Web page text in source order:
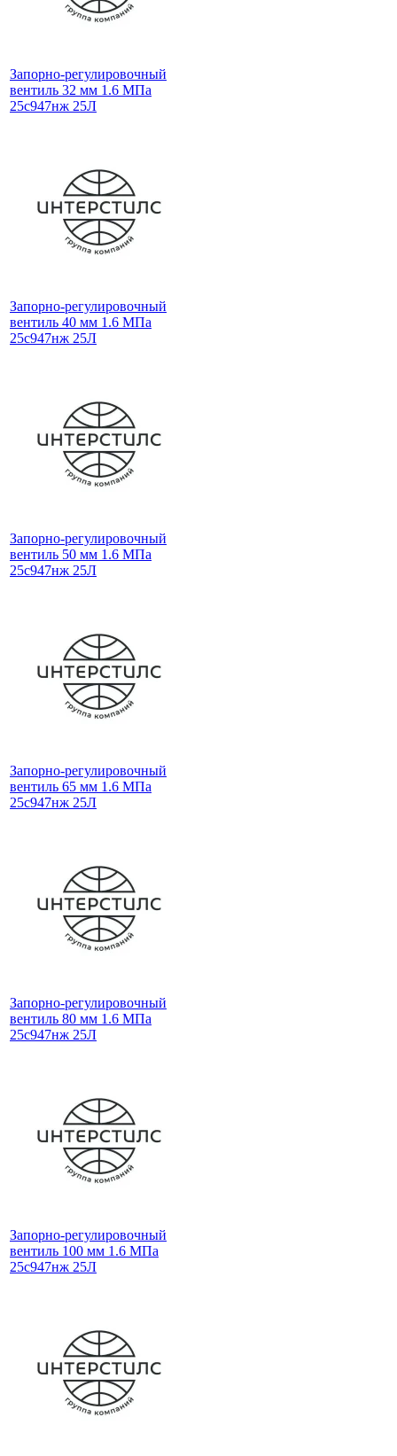
Запорно-регулировочный
вентиль 32 мм 1.6 МПа
25с947нж 25Л
Запорно-регулировочный
вентиль 40 мм 1.6 МПа
25с947нж 25Л
Запорно-регулировочный
вентиль 50 мм 1.6 МПа
25с947нж 25Л
Запорно-регулировочный
вентиль 65 мм 1.6 МПа
25с947нж 25Л
Запорно-регулировочный
вентиль 80 мм 1.6 МПа
25с947нж 25Л
Запорно-регулировочный
вентиль 100 мм 1.6 МПа
25с947нж 25Л